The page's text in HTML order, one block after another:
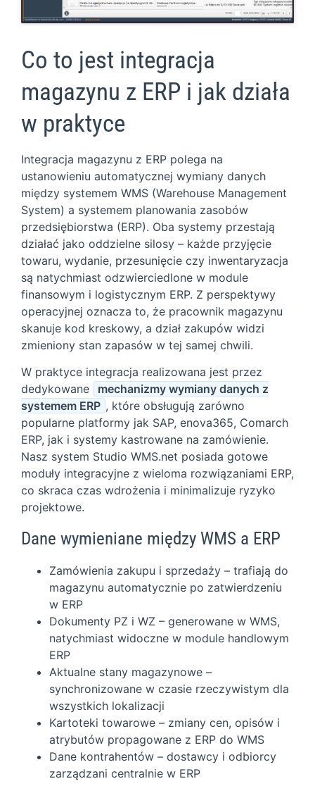
Co to jest integracja
magazynu z ERP i jak działa
w praktyce
Integracja magazynu z ERP polega na
ustanowieniu automatycznej wymiany danych
między systemem WMS (Warehouse Management
System) a systemem planowania zasobów
przedsiębiorstwa (ERP). Oba systemy przestają
działać jako oddzielne silosy – każde przyjęcie
towaru, wydanie, przesunięcie czy inwentaryzacja
są natychmiast odzwierciedlone w module
finansowym i logistycznym ERP. Z perspektywy
operacyjnej oznacza to, że pracownik magazynu
skanuje kod kreskowy, a dział zakupów widzi
zmieniony stan zapasów w tej samej chwili.
W praktyce integracja realizowana jest przez
dedykowane
mechanizmy wymiany danych z
systemem ERP , które obsługują zarówno
popularne platformy jak SAP, enova365, Comarch
ERP, jak i systemy kastrowane na zamówienie.
Nasz system Studio WMS.net posiada gotowe
moduły integracyjne z wieloma rozwiązaniami ERP,
co skraca czas wdrożenia i minimalizuje ryzyko
projektowe.
Dane wymieniane między WMS a ERP
Zamówienia zakupu i sprzedaży – trafiają do
magazynu automatycznie po zatwierdzeniu
w ERP
Dokumenty PZ i WZ – generowane w WMS,
natychmiast widoczne w module handlowym
ERP
Aktualne stany magazynowe –
synchronizowane w czasie rzeczywistym dla
wszystkich lokalizacji
Kartoteki towarowe – zmiany cen, opisów i
atrybutów propagowane z ERP do WMS
Dane kontrahentów – dostawcy i odbiorcy
zarządzani centralnie w ERP